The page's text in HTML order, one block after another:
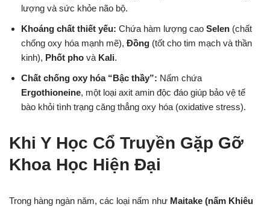
lượng và sức khỏe não bộ.
Khoáng chất thiết yếu: Chứa hàm lượng cao Selen (chất
chống oxy hóa mạnh mẽ), Đồng (tốt cho tim mạch và thần
kinh), Phốt pho và Kali.
Chất chống oxy hóa “Bậc thầy”: Nấm chứa
Ergothioneine, một loại axit amin độc đáo giúp bảo vệ tế
bào khỏi tình trạng căng thẳng oxy hóa (oxidative stress).
Khi Y Học Cổ Truyền Gặp Gỡ
Khoa Học Hiện Đại
Trong hàng ngàn năm, các loại nấm như Maitake (nấm Khiêu